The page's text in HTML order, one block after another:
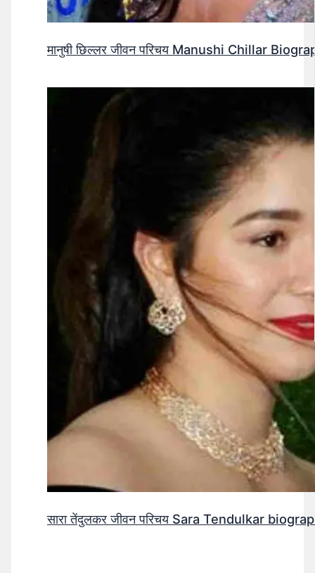
मानुषी छिल्लर जीवन परिचय Manushi Chillar
सारा तेंदुलकर जीवन परिचय Sara Tendulkar